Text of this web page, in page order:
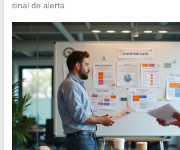
sinal de alerta.